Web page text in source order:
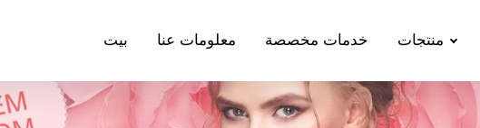
بيت معلومات عنا خدمات مخصصة منتجات